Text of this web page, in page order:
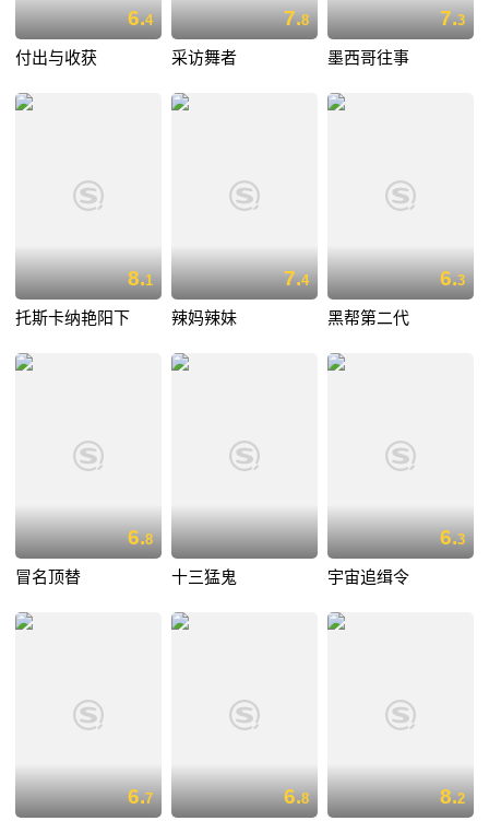
6.4
付出与收获
7.8
采访舞者
7.3
墨西哥往事
8.1
托斯卡纳艳阳下
7.4
辣妈辣妹
6.3
黑帮第二代
6.8
冒名顶替 十三猛鬼
6.3
宇宙追缉令
6.7 6.8 8.2